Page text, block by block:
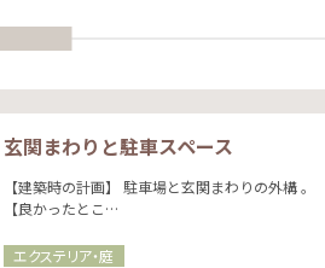
玄関まわりと駐車スペース
【建築時の計画】 駐車場と玄関まわりの外構 。
【良かったとこ…
エクステリア・庭